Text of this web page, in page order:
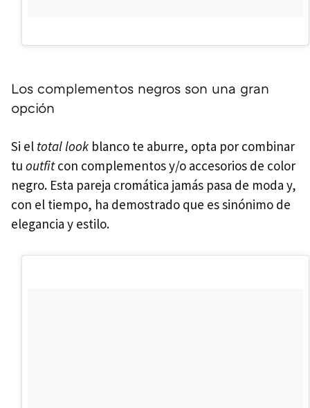
Los complementos negros son una gran
opción
Si el total look blanco te aburre, opta por combinar
tu outfitcon complementos y/o accesorios de color
negro. Esta pareja cromática jamás pasa de moda y,
con el tiempo, ha demostrado que es sinónimo de
elegancia y estilo.